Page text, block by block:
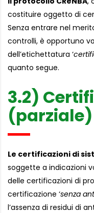
costituire oggetto di
Senza entrare nel
controlli, è opportuno
dell’etichettatura ‘
quanto segue.
3.2)
Le certificazioni di
soggette a indicazioni
delle certificazioni di
certificazione ‘senza
l’assenza di residui di